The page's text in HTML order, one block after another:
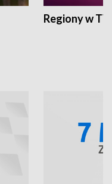
Regiony w